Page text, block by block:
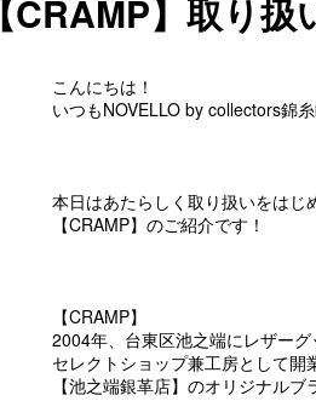
【CRAMP】取り
こんにちは！
いつもNOVELLO by collectors錦
本日はあたらしく取り扱いをはじ
【CRAMP】のご紹介です！
【CRAMP】
2004年、台東区池之端にレザー
セレクトショップ兼工房として開
【池之端銀革店】のオリジナルブ